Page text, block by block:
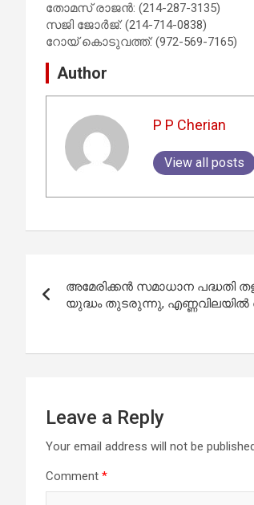
തോമസ് രാജൻ: (214-287-3135)
സജി ജോർജ്: (214-714-0838)
റോയ് കൊടുവത്ത്: (972-569-7165)
Author
P P Cherian
View all posts
navigation
അമേരിക്കൻ സമാധാന പദ്ധതി
യുദ്ധം തുടരുന്നു,
Leave a Reply
Your email address will not be
Comment *